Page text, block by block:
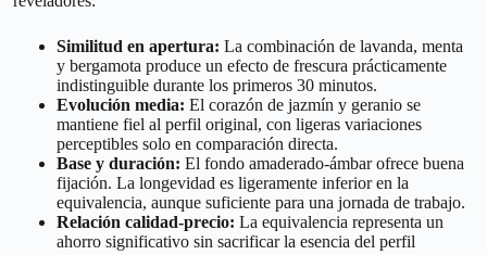
Similitud en apertura: La combinación de lavanda, menta
y bergamota produce un efecto de frescura prácticamente
indistinguible durante los primeros 30 minutos.
Evolución media: El corazón de jazmín y geranio se
mantiene fiel al perfil original, con ligeras variaciones
perceptibles solo en comparación directa.
Base y duración: El fondo amaderado-ámbar ofrece buena
fijación. La longevidad es ligeramente inferior en la
equivalencia, aunque suficiente para una jornada de trabajo.
Relación calidad-precio: La equivalencia representa un
ahorro significativo sin sacrificar la esencia del perfil